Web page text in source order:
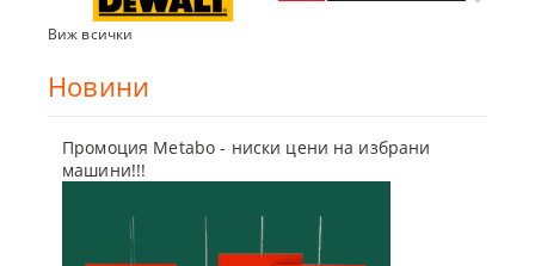
Виж всички
Новини
Промоция Metabo - ниски цени на избрани
машини!!!